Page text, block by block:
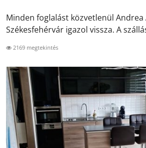
Minden foglalást közvetlenül
Székesfehérvár igazol vissza. A
2169 megtekintés